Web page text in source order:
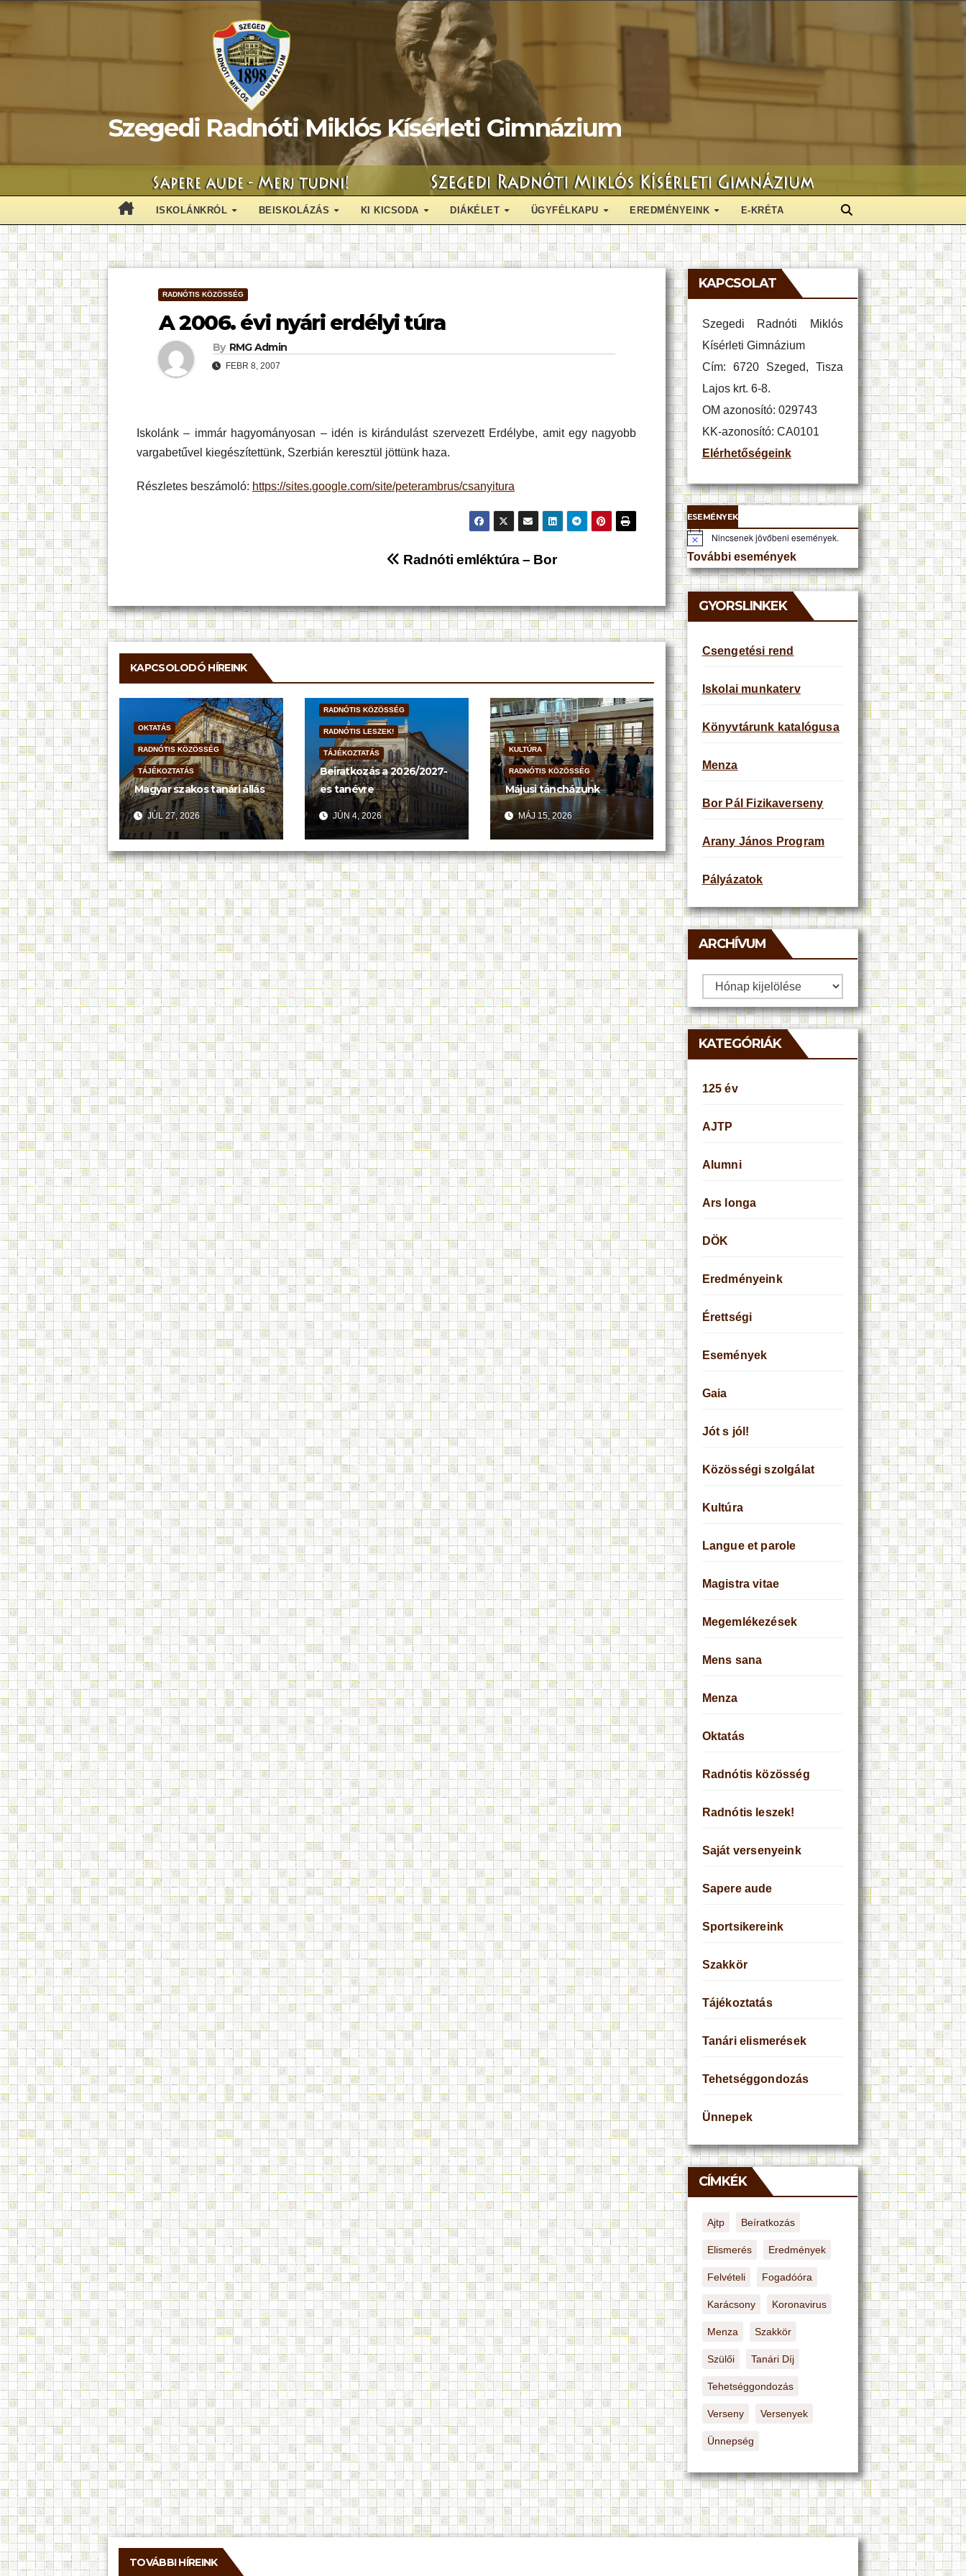
content
Szegedi Radnóti Miklós Kísérleti Gimnázium
ISKOLÁNKRÓL BEISKOLÁZÁS KI KICSODA DIÁKÉLET ÜGYFÉLKAPU EREDMÉNYEINK E-KRÉTA
RADNÓTIS KÖZÖSSÉG
A 2006. évi nyári erdélyi túra
By RMG Admin
FEBR 8, 2007
Iskolánk – immár hagyományosan – idén is kirándulást szervezett Erdélybe, amit egy nagyobb
vargabetűvel kiegészítettünk, Szerbián keresztül jöttünk haza.
Részletes beszámoló: https://sites.google.com/site/peterambrus/csanyitura
Radnóti emléktúra – Bor
KAPCSOLODÓ HÍREINK
OKTATÁS
RADNÓTIS KÖZÖSSÉG
TÁJÉKOZTATÁS
Magyar szakos tanári állás
JÚL 27, 2026
RADNÓTIS KÖZÖSSÉG
RADNÓTIS LESZEK!
TÁJÉKOZTATÁS
Beiratkozás a 2026/2027-
es tanévre
JÚN 4, 2026
KULTÚRA
RADNÓTIS KÖZÖSSÉG
Májusi táncházunk
MÁJ 15, 2026
KAPCSOLAT
Szegedi Radnóti Miklós
Kísérleti Gimnázium
Cím: 6720 Szeged, Tisza
Lajos krt. 6-8.
OM azonosító: 029743
KK-azonosító: CA0101
Elérhetőségeink
ESEMÉNYEK
N
o
t
i
c
e
Nincsenek jövőbeni események.
További események
GYORSLINKEK
Csengetési rend
Iskolai munkaterv
Könyvtárunk katalógusa
Menza
Bor Pál Fizikaverseny
Arany János Program
Pályázatok
ARCHÍVUM
Archívum
KATEGÓRIÁK
125 év
AJTP
Alumni
Ars longa
DÖK
Eredményeink
Érettségi
Események
Gaia
Jót s jól!
Közösségi szolgálat
Kultúra
Langue et parole
Magistra vitae
Megemlékezések
Mens sana
Menza
Oktatás
Radnótis közösség
Radnótis leszek!
Saját versenyeink
Sapere aude
Sportsikereink
Szakkör
Tájékoztatás
Tanári elismerések
Tehetséggondozás
Ünnepek
CÍMKÉK
Ajtp Beíratkozás
Elismerés Eredmények
Felvételi Fogadóóra
Karácsony Koronavirus
Menza Szakkör
Szülői Tanári Díj
Tehetséggondozás
Verseny Versenyek
Ünnepség
TOVÁBBI HÍREINK